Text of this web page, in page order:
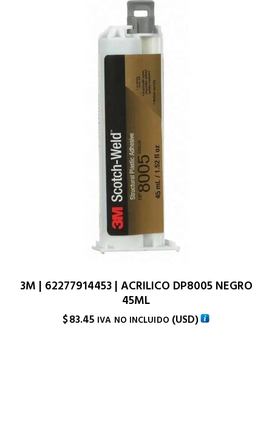
3M | 62277914453 | ACRILICO DP8005 NEGRO
45ML
$83.45 IVA NO INCLUIDO (USD)